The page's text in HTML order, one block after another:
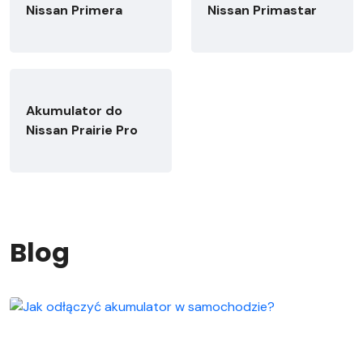
Nissan Primera
Nissan Primastar
Akumulator do
Nissan Prairie Pro
Blog